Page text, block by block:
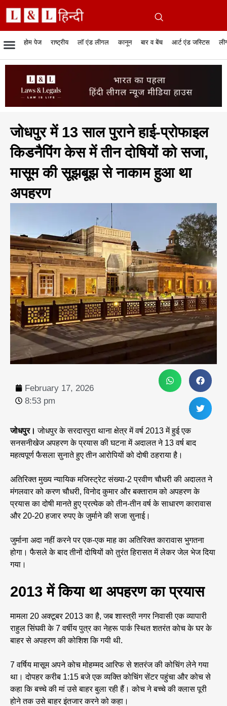
होम पेज राष्ट्रीय
रिपोर्टेबल जजमेंट सुप्रीम कोर्ट हाईकोर्ट
लॉ एंड लीगल
रिसर्च एनालाईसिस एंड लॉ केस स्टेटस
कानून
व्यापार में कानून फिल्में और कानून
बार व बेंच
बार एसोसिएशन बार
आर्ट एंड जस्टिस
जस्टिस एंड जस्टिस
जोधपुर में 13 साल पुराने हाई-प्रोफाइल
किडनैपिंग केस में तीन दोषियों को सजा,
मासूम की सूझबूझ से नाकाम हुआ था
अपहरण
February 17, 2026
8:53 pm
जोधपुर।जोधपुर के सरदारपुरा थाना क्षेत्र में वर्ष 2013 में हुई एक
सनसनीखेज अपहरण के प्रयास की घटना में अदालत ने 13 वर्ष बाद
महत्वपूर्ण फैसला सुनाते हुए तीन आरोपियों को दोषी ठहराया है।
अतिरिक्त मुख्य न्यायिक मजिस्ट्रेट संख्या-2 प्रवीण चौधरी की अदालत ने
मंगलवार को करण चौधरी, विनोद कुमार और बक्ताराम को अपहरण के
प्रयास का दोषी मानते हुए प्रत्येक को तीन-तीन वर्ष के साधारण कारावास
और 20-20 हजार रुपए के जुर्माने की सजा सुनाई।
जुर्माना अदा नहीं करने पर एक-एक माह का अतिरिक्त कारावास भुगतना
होगा। फैसले के बाद तीनों दोषियों को तुरंत हिरासत में लेकर जेल भेज दिया
गया।
2013 में किया था अपहरण का प्रयास
मामला 20 अक्टूबर 2013 का है, जब शास्त्री नगर निवासी एक व्यापारी
राहुल सिंघवी के 7 वर्षीय पुत्र का नेहरू पार्क स्थित शतरंत कोच के घर के
बाहर से अपहरण की कोशिश कि गयी थी.
7 वर्षिय मासूम अपने कोच मोहम्मद आरिफ से शतरंज की कोचिंग लेने गया
था। दोपहर करीब 1:15 बजे एक व्यक्ति कोचिंग सेंटर पहुंचा और कोच से
कहा कि बच्चे की मां उसे बाहर बुला रही हैं। कोच ने बच्चे की क्लास पूरी
होने तक उसे बाहर इंतजार करने को कहा।